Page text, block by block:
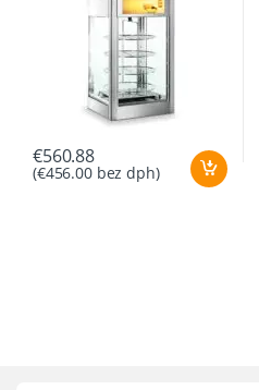
€560.88
(€456.00bez dph)